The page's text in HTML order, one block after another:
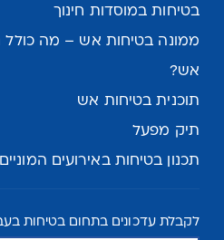
בטיחות במוסדות חינוך
ממונה בטיחות אש – מה כולל
אש?
תוכנית בטיחות אש
תיק מפעל
תכנון בטיחות באירועים המוניים
לקבלת עדכונים בתחום בטיחות